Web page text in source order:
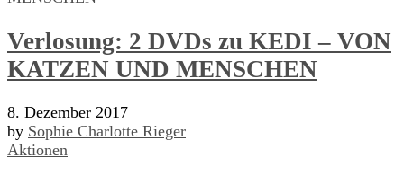
Verlosung: 2 DVDs zu KEDI – VON
KATZEN UND MENSCHEN
8. Dezember 2017
by Sophie Charlotte Rieger
Aktionen